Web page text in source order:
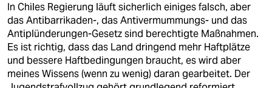
In Chiles Regierung läuft sicherlich einiges falsch, aber
das Antibarrikaden-, das Antivermummungs- und das
Antiplünderungen-Gesetz sind berechtigte Maßnahmen.
Es ist richtig, dass das Land dringend mehr Haftplätze
und bessere Haftbedingungen braucht, es wird aber
meines Wissens (wenn zu wenig) daran gearbeitet. Der